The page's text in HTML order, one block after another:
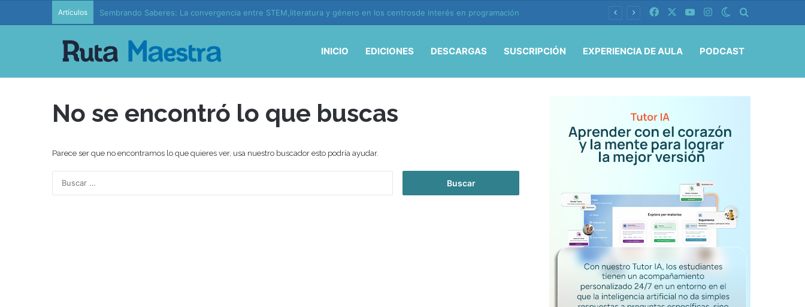
Artículos Sembrando Saberes: La convergencia entre STEM,literatura y género en los centrosde interés en programación Facebook YouTubeInstagramSwitch skin
INICIO EDICIONES DESCARGAS SUSCRIPCIÓN EXPERIENCIA DE AULA PODCAST
No se encontró lo que buscas
Parece ser que no encontramos lo que quieres ver, usa nuestro buscador esto podría ayudar.